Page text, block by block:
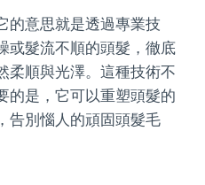
的意思就是透過專業技
或髮流不順的頭髮，徹底
柔順與光澤。這種技術不
的是，它可以重塑頭髮的
告別惱人的頑固頭髮毛